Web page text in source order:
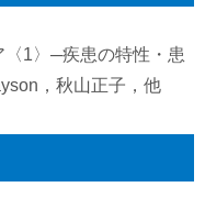
1〉─疾患の特性・患
，秋山正子，他